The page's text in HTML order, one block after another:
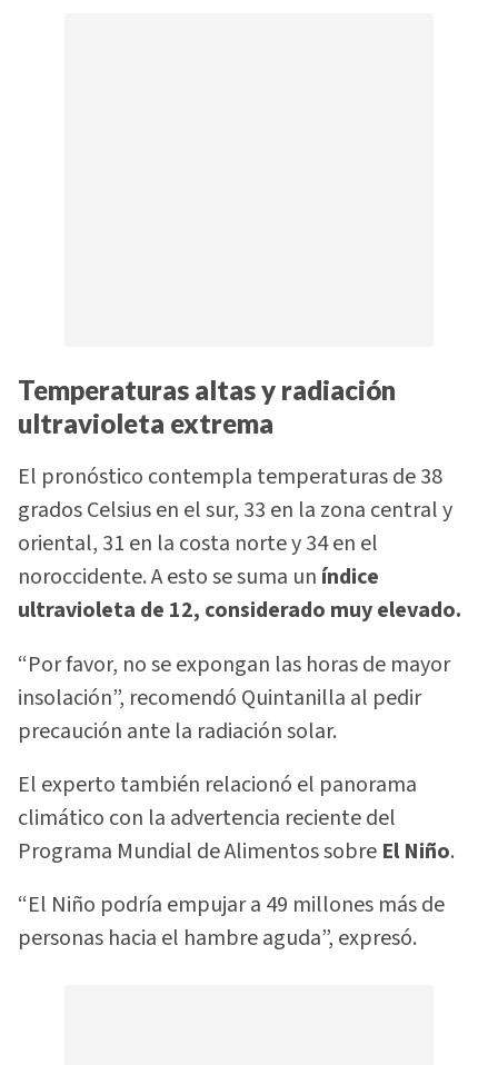
Temperaturas altas y radiación
ultravioleta extrema
El pronóstico contempla temperaturas de 38
grados Celsius en el sur, 33 en la zona central y
oriental, 31 en la costa norte y 34 en el
noroccidente. A esto se suma un índice
ultravioleta de 12, considerado muy elevado.
“Por favor, no se expongan las horas de mayor
insolación”, recomendó Quintanilla al pedir
precaución ante la radiación solar.
El experto también relacionó el panorama
climático con la advertencia reciente del
Programa Mundial de Alimentos sobre El Niño.
“El Niño podría empujar a 49 millones más de
personas hacia el hambre aguda”, expresó.